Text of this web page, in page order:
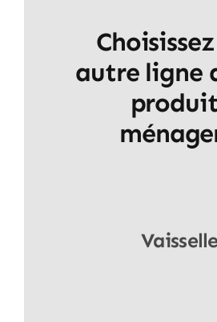
autre ligne
Vaisselle